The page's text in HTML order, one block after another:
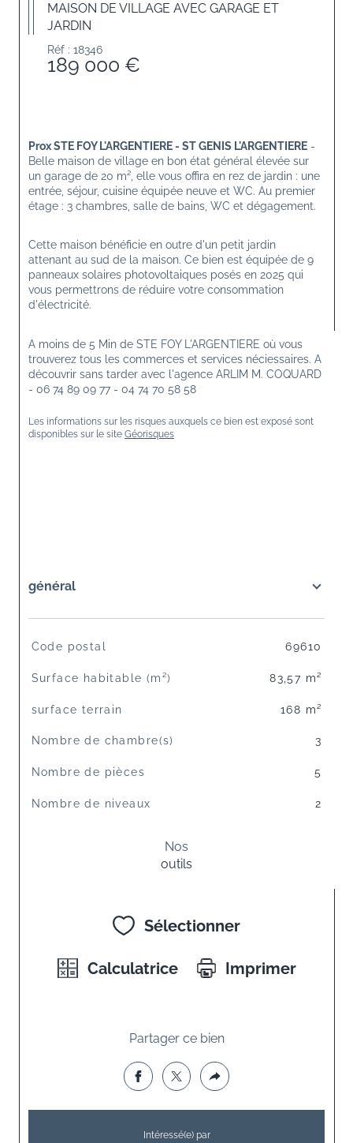
MAISON DE VILLAGE AVEC GARAGE ET
JARDIN
Réf : 18346
189 000 €
Prox STE FOY L'ARGENTIERE - ST GENIS L'ARGENTIERE -
Belle maison de village en bon état général élevée sur
un garage de 20 m², elle vous offira en rez de jardin : une
entrée, séjour, cuisine équipée neuve et WC. Au premier
étage : 3 chambres, salle de bains, WC et dégagement.
Cette maison bénéficie en outre d'un petit jardin
attenant au sud de la maison. Ce bien est équipée de 9
panneaux solaires photovoltaiques posés en 2025 qui
vous permettrons de réduire votre consommation
d'électricité.
A moins de 5 Min de STE FOY L'ARGENTIERE où vous
trouverez tous les commerces et services néciessaires. A
découvrir sans tarder avec l'agence ARLIM M. COQUARD
- 06 74 89 09 77 - 04 74 70 58 58
Les informations sur les risques auxquels ce bien est exposé sont
disponibles sur le site Géorisques
général
TRAD_SIROCCO_Caracteristique
Code postal 69610
Surface habitable (m²) 83,57 m²
surface terrain 168 m²
Nombre de chambre(s) 3
Nombre de pièces 5
Nombre de niveaux 2
Nos
outils
Sélectionner
Calculatrice Imprimer
Partager ce bien
Intéressé(e) par